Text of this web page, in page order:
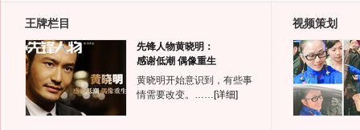
王牌栏目
先锋人物黄晓明：
感谢低潮 偶像重生
黄晓明开始意识到，有些事
情需要改变。…… [详细]
视频策划